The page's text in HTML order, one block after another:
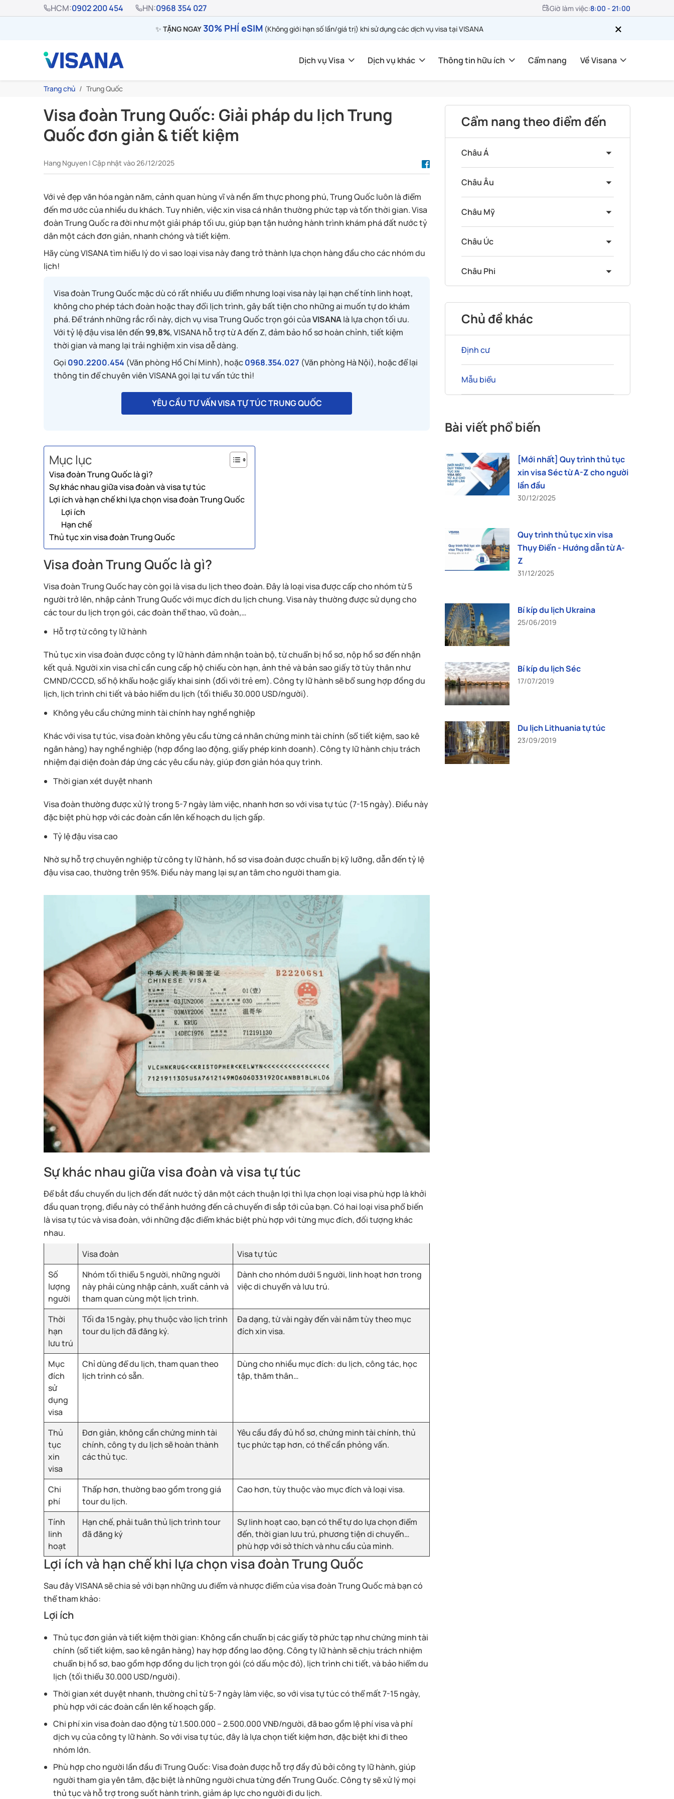
HCM:0902 200 454 HN:0968 354 027 Giờ làm việc:8:00 - 21:00
✨ TẶNG NGAY30% PHÍ eSIM (Không giới hạn số lần/giá trị) khi sử dụng các dịch vụ visa tại VISANA
Dịch vụ Visa Dịch vụ khác Thông tin hữu ích Cẩm nang Về Visana
Trang chủ Trung Quốc
Visa đoàn Trung Quốc: Giải pháp du lịch Trung
Quốc đơn giản & tiết kiệm
Hang Nguyen | Cập nhật vào 26/12/2025
Với vẻ đẹp văn hóa ngàn năm, cảnh quan hùng vĩ và nền ẩm thực phong phú, Trung Quốc luôn là điểm
đến mơ ước của nhiều du khách. Tuy nhiên, việc xin visa cá nhân thường phức tạp và tốn thời gian. Visa
đoàn Trung Quốc ra đời như một giải pháp tối ưu, giúp bạn tận hưởng hành trình khám phá đất nước tỷ
dân một cách đơn giản, nhanh chóng và tiết kiệm.
Hãy cùng VISANA tìm hiểu lý do vì sao loại visa này đang trở thành lựa chọn hàng đầu cho các nhóm du
lịch!
Visa đoàn Trung Quốc mặc dù có rất nhiều ưu điểm nhưng loại visa này lại hạn chế tính linh hoạt,
không cho phép tách đoàn hoặc thay đổi lịch trình, gây bất tiện cho những ai muốn tự do khám
phá. Để tránh những rắc rối này, dịch vụ visa Trung Quốc trọn gói củaVISANAlà lựa chọn tối ưu.
Với tỷ lệ đậu visa lên đến 99,8%, VISANA hỗ trợ từ A đến Z, đảm bảo hồ sơ hoàn chỉnh, tiết kiệm
thời gian và mang lại trải nghiệm xin visa dễ dàng.
Gọi 090.2200.454 (Văn phòng Hồ Chí Minh), hoặc0968.354.027 (Văn phòng Hà Nội), hoặc để lại
thông tin để chuyên viên VISANA gọi lại tư vấn tức thì!
YÊU CẦU TƯ VẤN VISA TỰ TÚC TRUNG QUỐC
Mục lục
Visa đoàn Trung Quốc là gì?
Sự khác nhau giữa visa đoàn và visa tự túc
Lợi ích và hạn chế khi lựa chọn visa đoàn Trung Quốc
Lợi ích
Hạn chế
Thủ tục xin visa đoàn Trung Quốc
Visa đoàn Trung Quốc là gì?
Visa đoàn Trung Quốc hay còn gọi là visa du lịch theo đoàn. Đây là loại visa được cấp cho nhóm từ 5
người trở lên, nhập cảnh Trung Quốc với mục đích du lịch chung. Visa này thường được sử dụng cho
các tour du lịch trọn gói, các đoàn thể thao, vũ đoàn,…
Hỗ trợ từ công ty lữ hành
Thủ tục xin visa đoàn được công ty lữ hành đảm nhận toàn bộ, từ chuẩn bị hồ sơ, nộp hồ sơ đến nhận
kết quả. Người xin visa chỉ cần cung cấp hộ chiếu còn hạn, ảnh thẻ và bản sao giấy tờ tùy thân như
CMND/CCCD, sổ hộ khẩu hoặc giấy khai sinh (đối với trẻ em). Công ty lữ hành sẽ bổ sung hợp đồng du
lịch, lịch trình chi tiết và bảo hiểm du lịch (tối thiểu 30.000 USD/người).
Không yêu cầu chứng minh tài chính hay nghề nghiệp
Khác với visa tự túc, visa đoàn không yêu cầu từng cá nhân chứng minh tài chính (sổ tiết kiệm, sao kê
ngân hàng) hay nghề nghiệp (hợp đồng lao động, giấy phép kinh doanh). Công ty lữ hành chịu trách
nhiệm đại diện đoàn đáp ứng các yêu cầu này, giúp đơn giản hóa quy trình.
Thời gian xét duyệt nhanh
Visa đoàn thường được xử lý trong 5-7 ngày làm việc, nhanh hơn so với visa tự túc (7-15 ngày). Điều này
đặc biệt phù hợp với các đoàn cần lên kế hoạch du lịch gấp.
Tỷ lệ đậu visa cao
Nhờ sự hỗ trợ chuyên nghiệp từ công ty lữ hành, hồ sơ visa đoàn được chuẩn bị kỹ lưỡng, dẫn đến tỷ lệ
đậu visa cao, thường trên 95%. Điều này mang lại sự an tâm cho người tham gia.
Sự khác nhau giữa visa đoàn và visa tự túc
Để bắt đầu chuyến du lịch đến đất nước tỷ dân một cách thuận lợi thì lựa chọn loại visa phù hợp là khởi
đầu quan trọng, điều này có thể ảnh hướng đến cả chuyến đi sắp tới của bạn. Có hai loại visa phổ biến
là visa tự túc và visa đoàn, với những đặc điểm khác biệt phù hợp với từng mục đích, đối tượng khác
nhau.
Visa đoàn
Visa tự túc
Số
lượng
người
Nhóm tối thiểu 5 người, những người
này phải cùng nhập cảnh, xuất cảnh và
tham quan cùng một lịch trình.
Dành cho nhóm dưới 5 người, linh hoạt hơn trong
việc di chuyển và lưu trú.
Thời
hạn
lưu trú
Tối đa 15 ngày, phụ thuộc vào lịch trình
tour du lịch đã đăng ký.
Đa dạng, từ vài ngày đến vài năm tùy theo mục
đích xin visa.
Mục
đích
sử
dụng
visa
Chỉ dùng để du lịch, tham quan theo
lịch trình có sẵn.
Dùng cho nhiều mục đích: du lịch, công tác, học
tập, thăm thân…
Thủ
tục
xin
visa
Đơn giản, không cần chứng minh tài
chính, công ty du lịch sẽ hoàn thành
các thủ tục.
Yêu cầu đầy đủ hồ sơ, chứng minh tài chính, thủ
tục phức tạp hơn, có thể cần phỏng vấn.
Chi
phí
Thấp hơn, thường bao gồm trong giá
tour du lịch.
Cao hơn, tùy thuộc vào mục đích và loại visa.
Tính
linh
hoạt
Hạn chế, phải tuân thủ lịch trình tour
đã đăng ký
Sự linh hoạt cao, bạn có thể tự do lựa chọn điểm
đến, thời gian lưu trú, phương tiện di chuyển…
phù hợp với sở thích và nhu cầu của mình.
Lợi ích và hạn chế khi lựa chọn visa đoàn Trung Quốc
Sau đây VISANA sẽ chia sẻ với bạn những ưu điểm và nhược điểm của visa đoàn Trung Quốc mà bạn có
thể tham khảo:
Lợi ích
Thủ tục đơn giản và tiết kiệm thời gian: Không cần chuẩn bị các giấy tờ phức tạp như chứng minh tài
chính (sổ tiết kiệm, sao kê ngân hàng) hay hợp đồng lao động. Công ty lữ hành sẽ chịu trách nhiệm
chuẩn bị hồ sơ, bao gồm hợp đồng du lịch trọn gói (có dấu mộc đỏ), lịch trình chi tiết, và bảo hiểm du
lịch (tối thiểu 30.000 USD/người).
Thời gian xét duyệt nhanh, thường chỉ từ 5-7 ngày làm việc, so với visa tự túc có thể mất 7-15 ngày,
phù hợp với các đoàn cần lên kế hoạch gấp.
Chi phí xin visa đoàn dao động từ 1.500.000 – 2.500.000 VNĐ/người, đã bao gồm lệ phí visa và phí
dịch vụ của công ty lữ hành. So với visa tự túc, đây là lựa chọn tiết kiệm hơn, đặc biệt khi đi theo
nhóm lớn.
Phù hợp cho người lần đầu đi Trung Quốc: Visa đoàn được hỗ trợ đầy đủ bởi công ty lữ hành, giúp
người tham gia yên tâm, đặc biệt là những người chưa từng đến Trung Quốc. Công ty sẽ xử lý mọi
thủ tục và hỗ trợ trong suốt hành trình, giảm áp lực cho người đi du lịch.
Cẩm nang theo điểm đến
Châu Á
Châu Âu
Châu Mỹ
Châu Úc
Châu Phi
Chủ đề khác
Định cư
Mẫu biểu
Bài viết phổ biến
[Mới nhất] Quy trình thủ tục
xin visa Séc từ A-Z cho người
lần đầu
30/12/2025
Quy trình thủ tục xin visa
Thụy Điển - Hướng dẫn từ A-
Z
31/12/2025
Bí kíp du lịch Ukraina
25/06/2019
Bí kíp du lịch Séc
17/07/2019
Du lịch Lithuania tự túc
23/09/2019